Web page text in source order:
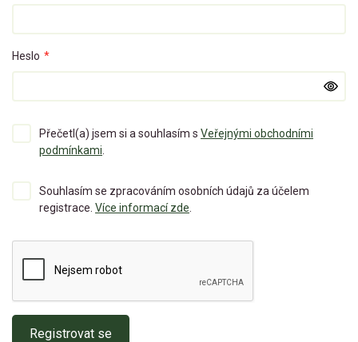
Heslo *
Přečetl(a) jsem si a souhlasím s Veřejnými obchodními
podmínkami
Souhlasím se zpracováním osobních údajů za účelem
registrace. Více informací zde
Registrovat se